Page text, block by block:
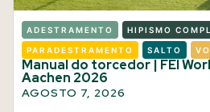
ADESTRAMENTO HIPISMO
PARADESTRAMENTO SALTO
Manual do torcedor | FEI
Aachen 2026
AGOSTO 7, 2026